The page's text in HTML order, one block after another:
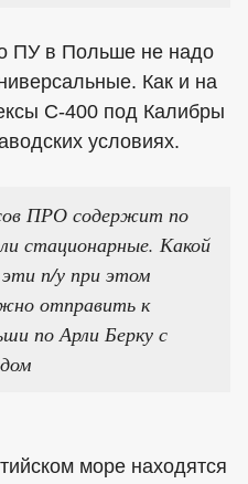
ПУ в Польше не надо
Как и на
С-400 под Калибры
условиях.
ПРО содержит по
стационарные. Какой
п/у при этом
отправить к
по Арли Берку с
море находятся